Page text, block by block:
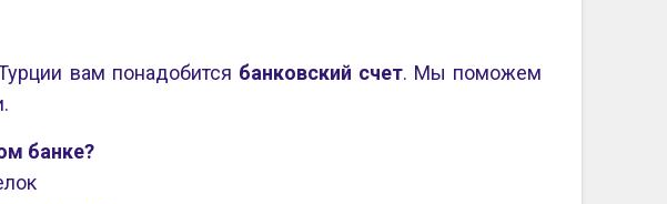
вам понадобится банковский счет. Мы поможем
банке?